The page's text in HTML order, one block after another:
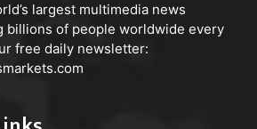
largest multimedia news
billions of people worldwide every
free daily newsletter: